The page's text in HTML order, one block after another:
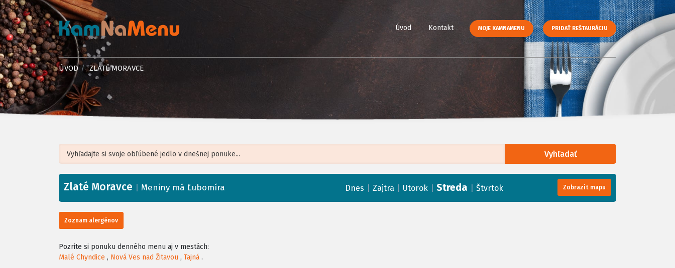
Úvod Kontakt MOJE KAMNAMENU PRIDAŤ REŠTAURÁCIU
ÚVOD ZLATÉ MORAVCE
Vyhľadať
+
−
Zlaté Moravce Meniny má Ľubomíra Dnes Zajtra Utorok Streda Štvrtok Zobrazit mapu
Zoznam alergénov
Pozrite si ponuku denného menu aj v mestách:
Malé Chyndice , Nová Ves nad Žitavou , Tajná .